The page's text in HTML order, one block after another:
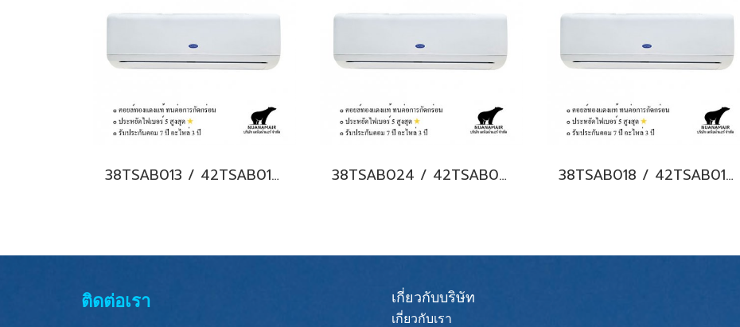
38TSAB013 / 42TSAB013 CARRIER COPPER 8 Hi-wall Fixed Speed แอร์แคเรียร์ ติดผนัง น้ำยา R32 12,000 BTU. พร้อมบริการติดตั้ง 38TSAB024 / 42TSAB024 CARRIER COPPER 8 Hi-wall Fixed Speed แอร์แคเรียร์ ติดผนัง น้ำยา R32 24,000 BTU. พร้อมบริการติดตั้ง 38TSAB018 / 42TSAB018 CARRIER COPPER 8 Hi-wall Fixed Speed แอร์แคเรียร์ ติดผนัง น้ำยา R32 18,000 BTU. พร้อมบริการติดตั้ง
ติดต่อเรา
เกี่ยวกับบริษัท
เกี่ยวกับเรา